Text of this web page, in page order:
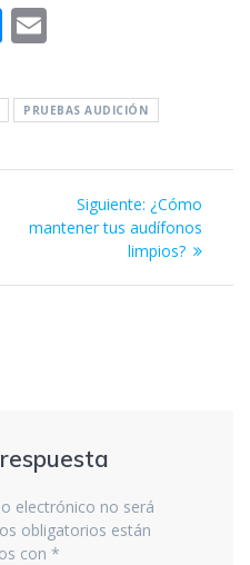
M
ss
e
n
er
ai
l
PRUEBAS AUDICIÓN
Siguiente: Siguiente
entrada:
¿Cómo
mantener tus audífonos
limpios?
electrónico no será
obligatorios están
con *